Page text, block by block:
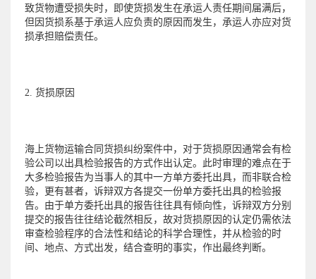
致货物遭受损失时，即使货损发生在承运人责任期间届满后，
但因货损系基于承运人应负责的原因而发生，承运人亦应对货
损承担赔偿责任。
2. 货损原因
海上货物运输合同货损纠纷案件中，对于货损原因通常会有检
验公司以出具检验报告的方式作出认定。此时审理的难点在于
大多检验报告为当事人的其中一方单方委托出具，而非联合检
验，更有甚者，诉辩双方各提交一份单方委托出具的检验报
告。由于单方委托出具的报告往往具有倾向性，诉辩双方分别
提交的报告往往结论截然相反，故对货损原因的认定仍需依法
审查检验程序的合法性和结论的科学合理性，并从检验的时
间、地点、方式出发，结合查明的事实，作出最终判断。